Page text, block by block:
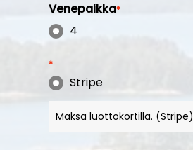
Venepaikka*
4
*
Stripe
Maksa luottokortilla. (Stripe)